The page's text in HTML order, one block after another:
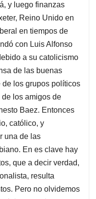
y luego finanzas
Reino Unido en
en tiempos de
con Luis Alfonso
a su catolicismo
de las buenas
de los grupos políticos
los amigos de
Baez. Entonces
católico, y
una de las
En es clave hay
que a decir verdad,
resulta
Pero no olvidemos